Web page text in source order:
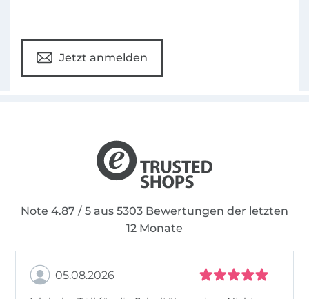
Jetzt anmelden
Note 4.87 / 5 aus 5303 Bewertungen der letzten
12 Monate
05.08.2026